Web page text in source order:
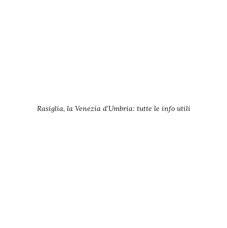
Rasiglia, la Venezia d’Umbria: tutte le info utili